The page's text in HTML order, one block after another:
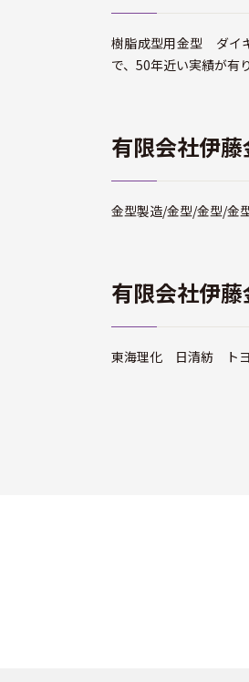
樹脂成型用金型 ダイ
で、50年近い実績が有
有限会社伊
金型製造/金型/金型/金
有限会社伊
東海理化 日清紡 ト